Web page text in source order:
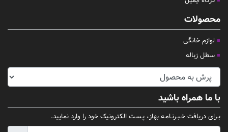
محصولات
لوازم خانگی
سطل زباله
با ما همراه باشید
بـرای دریافت خـبـرنـامـه بهاز، پـسـت الکترونیک خود را وارد نمایید.